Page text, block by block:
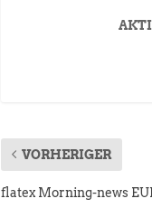
VORHERIGER
flatex Morning-news